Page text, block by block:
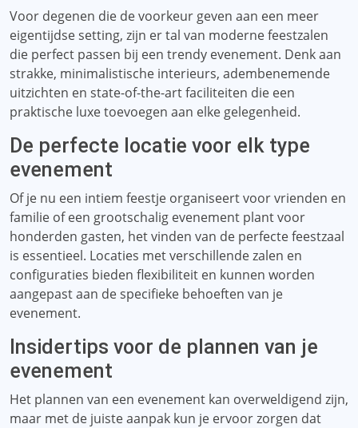
Voor degenen die de voorkeur geven aan een meer
eigentijdse setting, zijn er tal van moderne feestzalen
die perfect passen bij een trendy evenement. Denk aan
strakke, minimalistische interieurs, adembenemende
uitzichten en state-of-the-art faciliteiten die een
praktische luxe toevoegen aan elke gelegenheid.
De perfecte locatie voor elk type
evenement
Of je nu een intiem feestje organiseert voor vrienden en
familie of een grootschalig evenement plant voor
honderden gasten, het vinden van de perfecte feestzaal
is essentieel. Locaties met verschillende zalen en
configuraties bieden flexibiliteit en kunnen worden
aangepast aan de specifieke behoeften van je
evenement.
Insidertips voor de plannen van je
evenement
Het plannen van een evenement kan overweldigend zijn,
maar met de juiste aanpak kun je ervoor zorgen dat